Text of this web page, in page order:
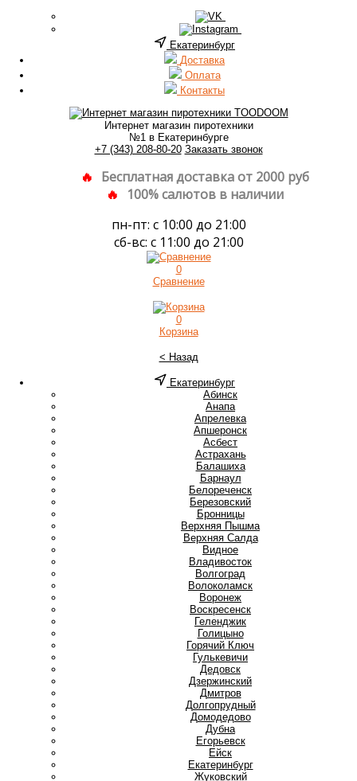
Екатеринбург
Доставка
Оплата
Контакты
Интернет магазин пиротехники
№1 в Екатеринбурге
+7 (343) 208-80-20 Заказать звонок
Бесплатная доставка от 2000 руб
100% салютов в наличии
пн-пт: с 10:00 до 21:00
сб-вс: с 11:00 до 21:00
0
Сравнение
0
Корзина
< Назад
Екатеринбург
Абинск
Анапа
Апрелевка
Апшеронск
Асбест
Астрахань
Балашиха
Барнаул
Белореченск
Березовский
Бронницы
Верхняя Пышма
Верхняя Салда
Видное
Владивосток
Волгоград
Волоколамск
Воронеж
Воскресенск
Геленджик
Голицыно
Горячий Ключ
Гулькевичи
Дедовск
Дзержинский
Дмитров
Долгопрудный
Домодедово
Дубна
Егорьевск
Ейск
Екатеринбург
Жуковский